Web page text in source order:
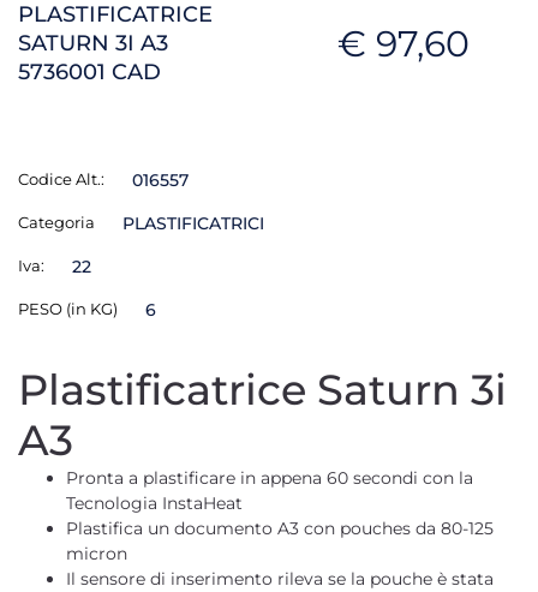
PLASTIFICATRICE
SATURN 3I A3
5736001 CAD
€ 97,60
Codice Alt.: 016557
Categoria PLASTIFICATRICI
Iva: 22
PESO (in KG) 6
Plastificatrice Saturn 3i
A3
Pronta a plastificare in appena 60 secondi con la
Tecnologia InstaHeat
Plastifica un documento A3 con pouches da 80-125
micron
Il sensore di inserimento rileva se la pouche è stata